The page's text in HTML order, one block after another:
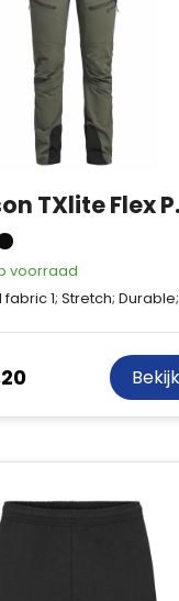
voorraad
Stretch; Durable; Quick dry; 92% Recycled Polyamide, 8% Elastane
Bekijk